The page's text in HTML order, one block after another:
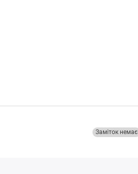
Заміток немає